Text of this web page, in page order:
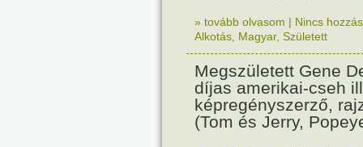
» tovább olvasom | Nincs
Alkotás Magyar, Született
Megszületett Gene
díjas amerikai-cseh
képregényszerző,
(Tom és Jerry,